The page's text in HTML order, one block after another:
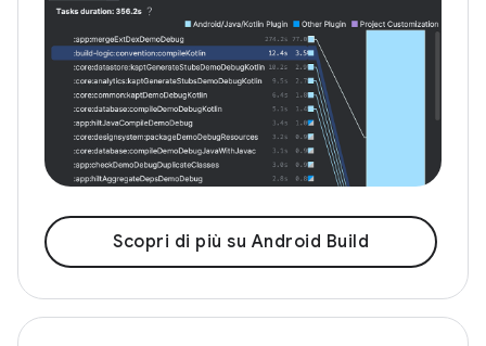
Scopri di più su Android Build